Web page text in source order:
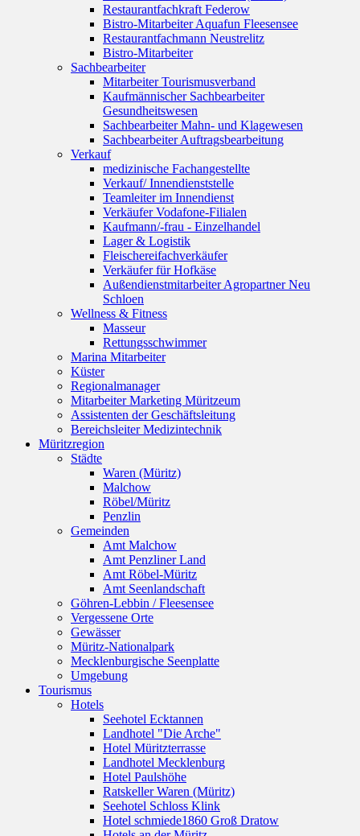
Restaurantfachkraft Federow
Bistro-Mitarbeiter Aquafun Fleesensee
Restaurantfachmann Neustrelitz
Bistro-Mitarbeiter
Sachbearbeiter
Mitarbeiter Tourismusverband
Kaufmännischer Sachbearbeiter
Gesundheitswesen
Sachbearbeiter Mahn- und Klagewesen
Sachbearbeiter Auftragsbearbeitung
Verkauf
medizinische Fachangestellte
Verkauf/ Innendienststelle
Teamleiter im Innendienst
Verkäufer Vodafone-Filialen
Kaufmann/-frau - Einzelhandel
Lager & Logistik
Fleischereifachverkäufer
Verkäufer für Hofkäse
Außendienstmitarbeiter Agropartner Neu
Schloen
Wellness & Fitness
Masseur
Rettungsschwimmer
Marina Mitarbeiter
Küster
Regionalmanager
Mitarbeiter Marketing Müritzeum
Assistenten der Geschäftsleitung
Bereichsleiter Medizintechnik
Müritzregion
Städte
Waren (Müritz)
Malchow
Röbel/Müritz
Penzlin
Gemeinden
Amt Malchow
Amt Penzliner Land
Amt Röbel-Müritz
Amt Seenlandschaft
Göhren-Lebbin / Fleesensee
Vergessene Orte
Gewässer
Müritz-Nationalpark
Mecklenburgische Seenplatte
Umgebung
Tourismus
Hotels
Seehotel Ecktannen
Landhotel "Die Arche"
Hotel Müritzterrasse
Landhotel Mecklenburg
Hotel Paulshöhe
Ratskeller Waren (Müritz)
Seehotel Schloss Klink
Hotel schmiede1860 Groß Dratow